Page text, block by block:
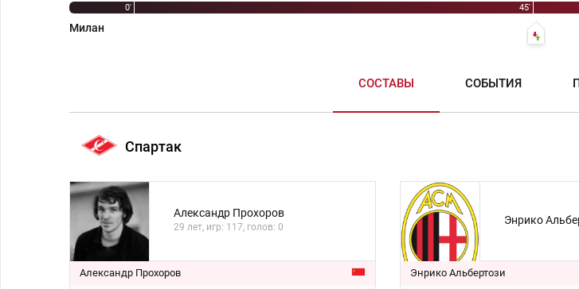
0' 45'
Милан
СОСТАВЫ СОБЫТИЯ
Спартак
Александр Прохоров
29 лет, игр: 117, голов: 0
Александр Прохоров
Энрико
Энрико Альбертози